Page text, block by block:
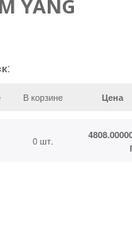
YANG
:
В корзине Цена
0 шт.